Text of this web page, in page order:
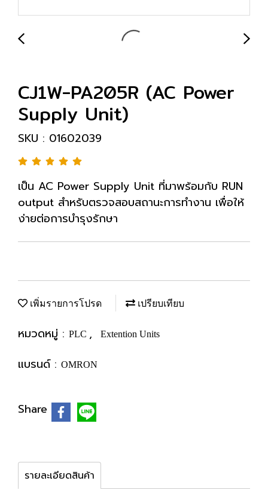
CJ1W-PA205R (AC Power
Supply Unit)
SKU : 01602039
เป็น AC Power Supply Unit ที่มาพร้อมกับ RUN
output สำหรับตรวจสอบสถานะการทำงาน เพื่อให้
ง่ายต่อการบำรุงรักษา
เพิ่มรายการโปรด เปรียบเทียบ
หมวดหมู่ : PLC , Extention Units
แบรนด์ : OMRON
Share
รายละเอียดสินค้า